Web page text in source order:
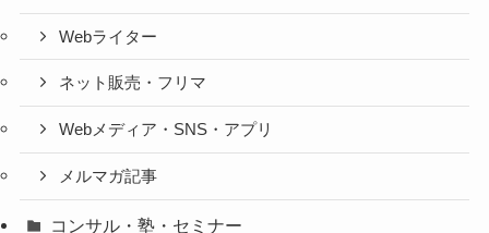
Webライター
ネット販売・フリマ
Webメディア・SNS・アプリ
メルマガ記事
コンサル・塾・セミナー